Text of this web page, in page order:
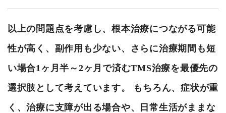
以上の問題点を考慮し、根本治療につながる可能
性が高く、副作用も少ない、さらに治療期間も短
い場合1ヶ月半～2ヶ月で済むTMS治療を最優先の
選択肢として考えています。 もちろん、症状が重
く、治療に支障が出る場合や、日常生活がままな